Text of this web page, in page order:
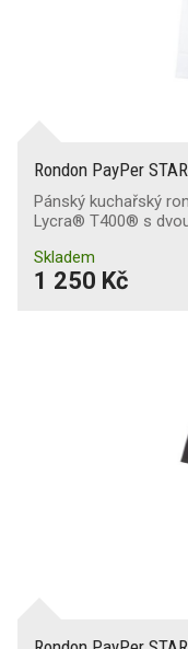
Rondon PayPer
Pánský kuchařský
Lycra® T400® s
Skladem
1 250 Kč